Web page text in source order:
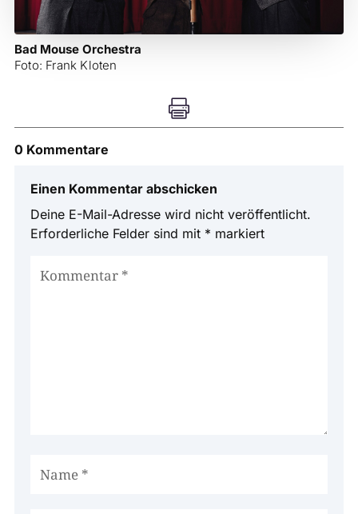
Bad Mouse Orchestra
Foto: Frank Kloten

0 Kommentare
Einen Kommentar abschicken
Deine E-Mail-Adresse wird nicht veröffentlicht.
Erforderliche Felder sind mit * markiert